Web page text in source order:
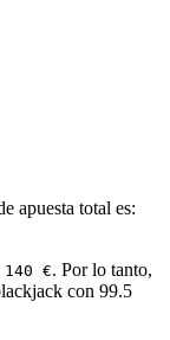
apuesta total es:
€. Por lo tanto,
con 99.5